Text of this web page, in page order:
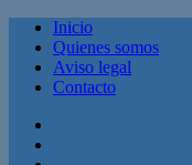
Inicio
Quienes somos
Aviso legal
Contacto